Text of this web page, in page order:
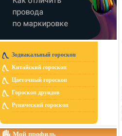
Зодиакальный гороскоп
Китайский гороскоп
Цветочный гороскоп
Гороскоп друидов
Рунический гороскоп
Мой профиль